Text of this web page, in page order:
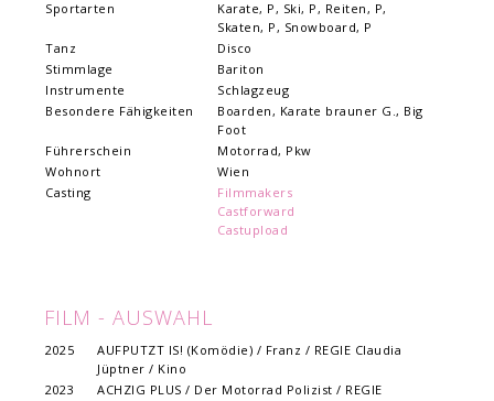
Sportarten
Karate, P, Ski, P, Reiten, P,
Skaten, P, Snowboard, P
Tanz
Disco
Stimmlage
Bariton
Instrumente
Schlagzeug
Besondere Fähigkeiten
Boarden, Karate brauner G., Big
Foot
Führerschein
Motorrad, Pkw
Wohnort
Wien
Casting
Filmmakers
Castforward
Castupload
FILM - AUSWAHL
2025
AUFPUTZT IS! (Komödie) / Franz / REGIE Claudia
Jüptner / Kino
2023
ACHZIG PLUS / Der Motorrad Polizist / REGIE